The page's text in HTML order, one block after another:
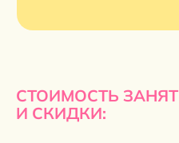
СТОИМОСТЬ
И СКИДКИ: